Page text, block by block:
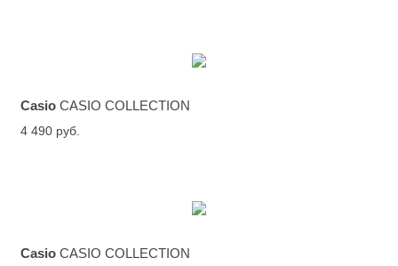
Casio CASIO COLLECTION
4 490 руб.
Casio CASIO COLLECTION